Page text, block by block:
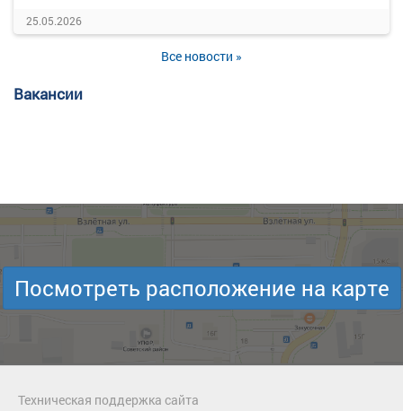
25.05.2026
Все новости »
Вакансии
Посмотреть расположение на карте
Техническая поддержка сайта